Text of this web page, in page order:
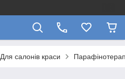
Для салонів краси